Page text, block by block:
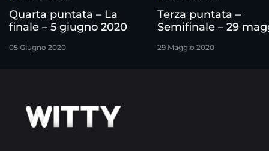
Quarta puntata – La
finale – 5 giugno 2020
05 Giugno 2020
Terza puntata –
Semifinale – 29
29 Maggio 2020